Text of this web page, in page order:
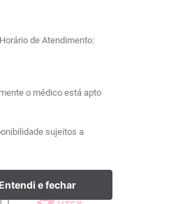
Entendi e fechar
de Atendimento:
o médico está apto
sujeitos a
Plataforma